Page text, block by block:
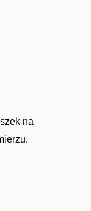
na